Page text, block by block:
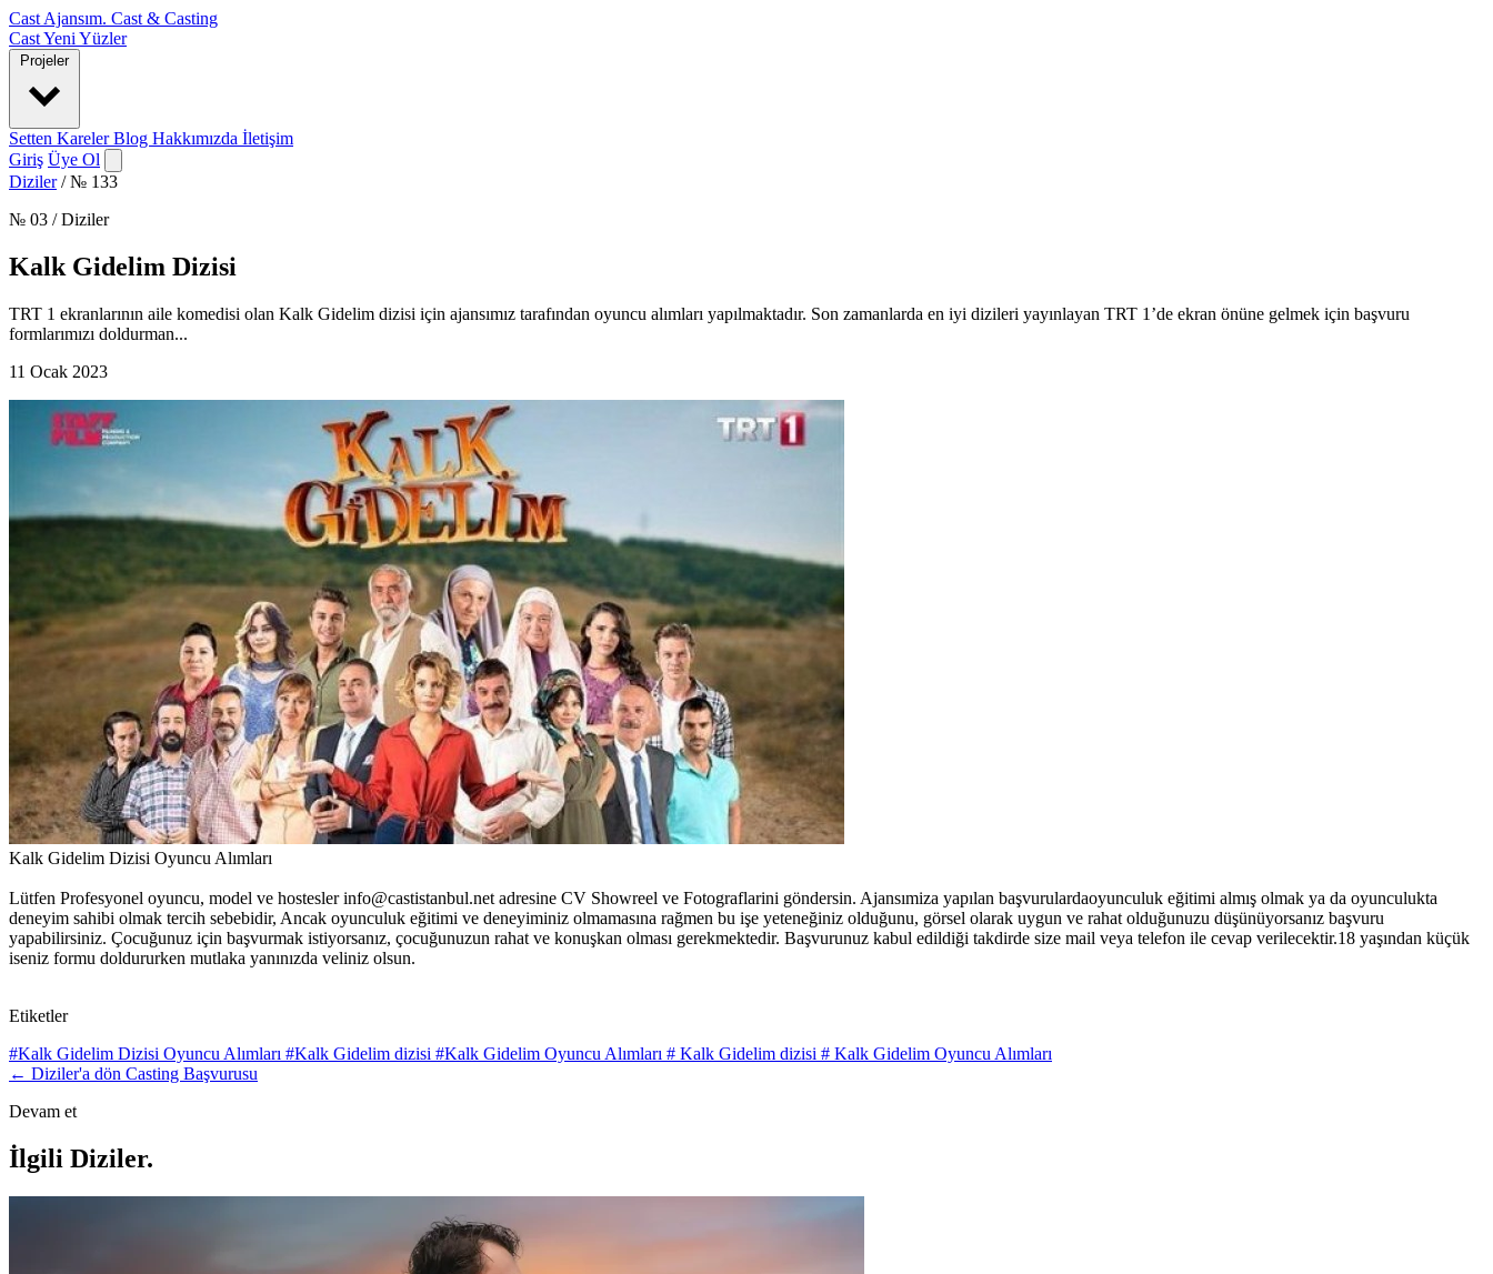
Cast Ajansım. Cast & Casting
CastYeni Yüzler
Projeler
Setten KarelerBlog Hakkımızda İletişim
Giriş Üye Ol
Diziler / № 133
№ 03 / Diziler
Kalk Gidelim Dizisi
TRT 1 ekranlarının aile komedisi olan Kalk Gidelim dizisi için ajansımız tarafından oyuncu alımları yapılmaktadır. Son zamanlarda en iyi dizileri yayınlayan TRT 1’de ekran önüne gelmek için başvuru
formlarımızı doldurman...
11 Ocak 2023
Kalk Gidelim Dizisi Oyuncu Alımları
Lütfen Profesyonel oyuncu, model ve hostesler info@castistanbul.net adresine CV Showreel ve Fotograflarini göndersin. Ajansımiza yapılan başvurulardaoyunculuk eğitimi almış olmak ya da oyunculukta
deneyim sahibi olmak tercih sebebidir, Ancak oyunculuk eğitimi ve deneyiminiz olmamasına rağmen bu işe yeteneğiniz olduğunu, görsel olarak uygun ve rahat olduğunuzu düşünüyorsanız başvuru
yapabilirsiniz. Çocuğunuz için başvurmak istiyorsanız, çocuğunuzun rahat ve konuşkan olması gerekmektedir. Başvurunuz kabul edildiği takdirde size mail veya telefon ile cevap verilecektir.18 yaşından küçük
iseniz formu doldururken mutlaka yanınızda veliniz olsun.
Etiketler
#Kalk Gidelim Dizisi Oyuncu Alımları #Kalk Gidelim dizisi #Kalk Gidelim Oyuncu Alımları # Kalk Gidelim dizisi # Kalk Gidelim Oyuncu Alımları
← Diziler'a dön Casting Başvurusu
Devam et
İlgili Diziler.